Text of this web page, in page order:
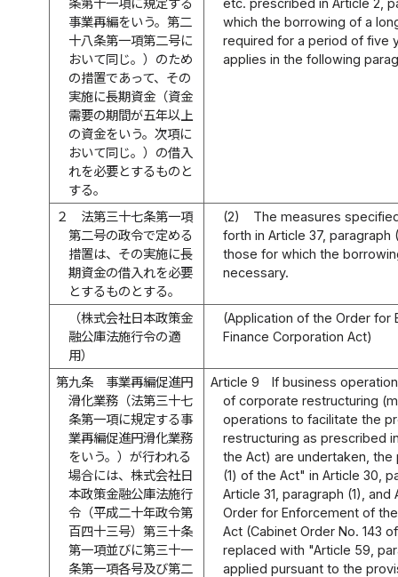
条第十一項に規定する
事業再編をいう。第二
十八条第一項第二号に
おいて同じ。）のため
の措置であって、その
実施に長期資金（資金
需要の期間が五年以上
の資金をいう。次項に
おいて同じ。）の借入
れを必要とするものと
する。
etc. prescribed in Article 2,
which the borrowing of a
required for a period of five
applies in the following
２
法第三十七条第一項
第二号の政令で定める
措置は、その実施に長
期資金の借入れを必要
とするものとする。
(2)
The measures
forth in Article 37,
those for which the
necessary.
（株式会社日本政策金
融公庫法施行令の適
用）
(Application of the Order for
Finance Corporation Act)
第九条
事業再編促進円
滑化業務（法第三十七
条第一項に規定する事
業再編促進円滑化業務
をいう。）が行われる
場合には、株式会社日
本政策金融公庫法施行
令（平成二十年政令第
百四十三号）第三十条
第一項並びに第三十一
条第一項各号及び第二
Article 9
If business
of corporate restructuring
operations to facilitate the
restructuring as prescribed
the Act) are undertaken,
(1) of the Act" in Article 30,
Article 31, paragraph (1),
Order for Enforcement of
Act (Cabinet Order No. 143
replaced with "Article 59,
applied pursuant to the